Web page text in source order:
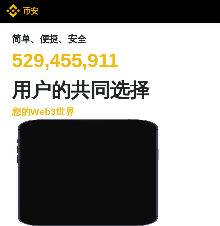
币安
简单、便捷、安全
529,455,911
用户的共同选择
您的Web3世界